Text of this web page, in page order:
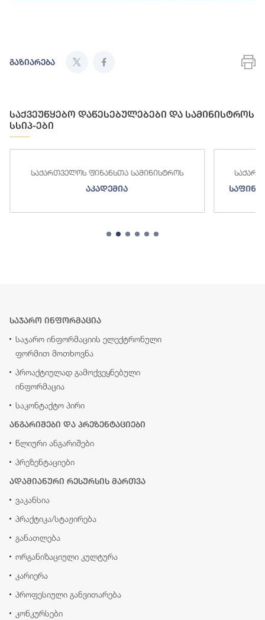
გაზიარება
საქვეუწყებო დაწესებულებები და სამინისტროს
სსიპ-ები
საქართველოს ფინანსთა სამინისტროს
აკადემია
საჯარო ინფორმაცია
საჯარო ინფორმაციის ელექტრონული
ფორმით მოთხოვნა
პროაქტიულად გამოქვეყნებული
ინფორმაცია
საკონტაქტო პირი
ანგარიშები და პრეზენტაციები
წლიური ანგარიშები
პრეზენტაციები
ადამიანური რესურსის მართვა
ვაკანსია
პრაქტიკა/სტაჟირება
განათლება
ორგანიზაციული კულტურა
კარიერა
პროფესიული განვითარება
კონკურსები